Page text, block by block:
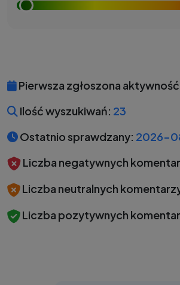
Pierwsza zgłoszona
Ilość wyszukiwań: 23
Ostatnio sprawdzany: 2026-
Liczba negatywnych
Liczba neutralnych
Liczba pozytywnych